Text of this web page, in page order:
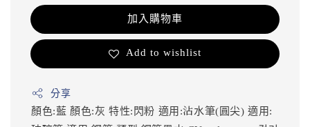
加入購物車
Add to wishlist
分享
顏色:藍 顏色:灰 特性:閃粉 適用:沾水筆(圓尖)適用: